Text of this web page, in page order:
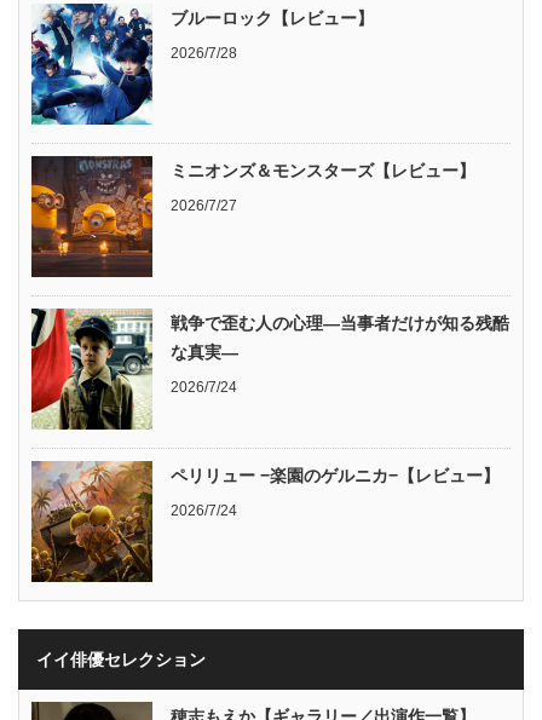
ブルーロック【レビュー】
2026/7/28
ミニオンズ＆モンスターズ【レビュー】
2026/7/27
戦争で歪む人の心理―当事者だけが知る残酷
な真実―
2026/7/24
ペリリュー −楽園のゲルニカ−【レビュー】
2026/7/24
イイ俳優セレクション